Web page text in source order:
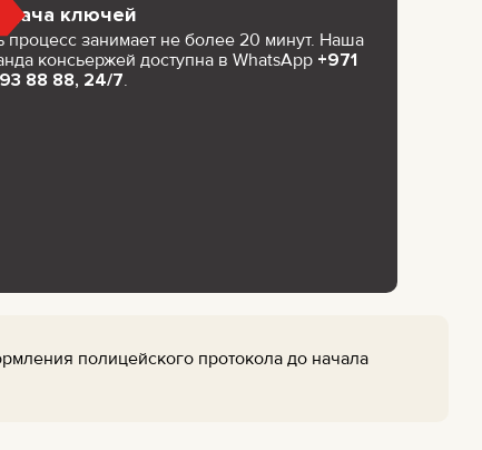
ключей
процесс занимает не более 20 минут. Наша
консьержей доступна в WhatsApp +971
88 88, 24/7.
полицейского протокола до начала